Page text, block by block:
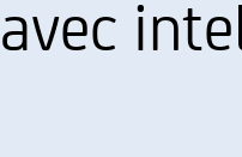
avec